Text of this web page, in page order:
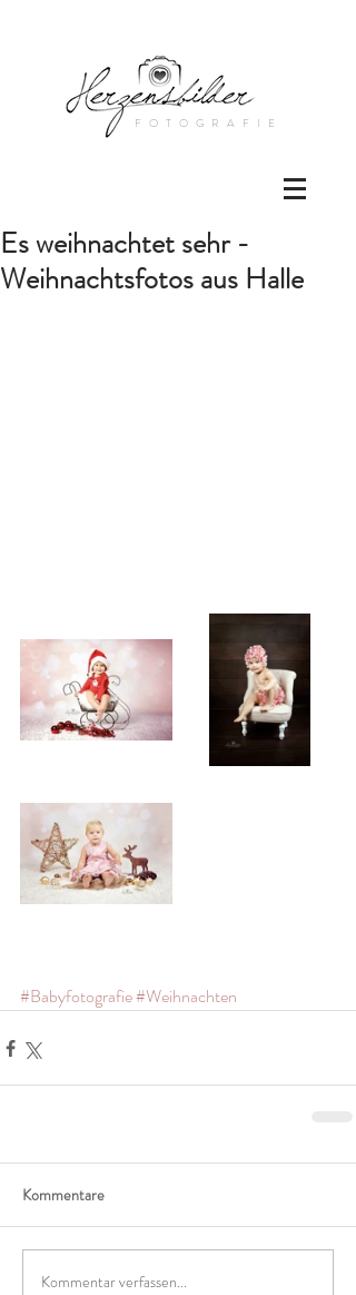
FOTOGRAFIE
Es weihnachtet sehr -
Weihnachtsfotos aus Halle
#Babyfotografie#Weihnachten
Kommentare
Kommentar verfassen...